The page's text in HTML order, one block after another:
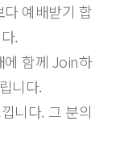
예배받기 합
.
에 함께 Join하
니다.
니다. 그 분의